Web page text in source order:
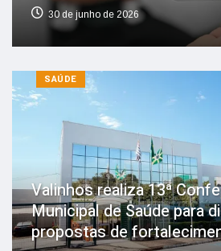
30 de junho de 2026
SAÚDE
Valinhos realiza 13ª
Municipal de Saúde para
propostas de